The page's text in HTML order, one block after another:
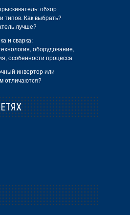
обзор
типов. Как выбрать?
лучше?
и сварка:
оборудование,
особенности процесса
инвертор или
отличаются?